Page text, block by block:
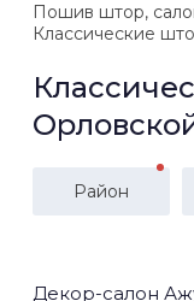
Пошив штор,
Классические
Район
Декор-салон